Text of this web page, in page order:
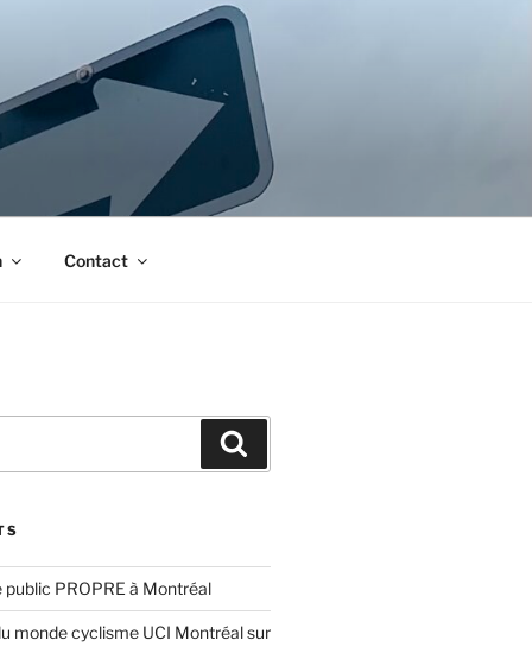
Contact
public PROPRE à Montréal
monde cyclisme UCI Montréal sur